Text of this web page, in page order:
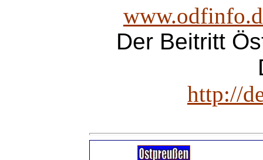
Der Beitritt
http://